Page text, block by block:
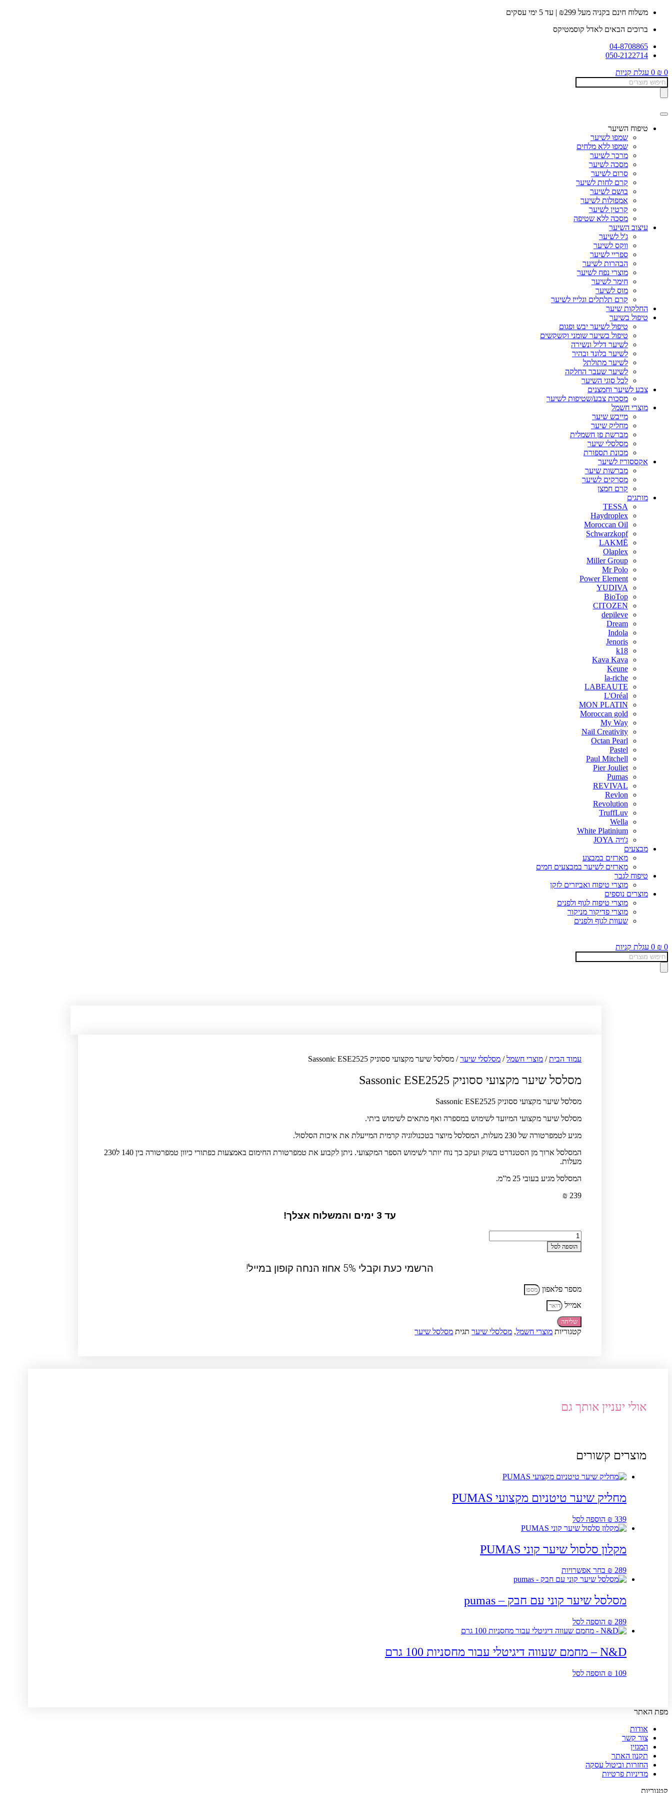
משלוח חינם בקניה מעל ₪299 | עד 5 ימי עסקים
ברוכים הבאים לאדל קוסמטיקס
04-8708865
050-2122714
₪ 0
0 עגלת קניות
Products
search
טיפוח השיער
שמפו לשיער
שמפו ללא מלחים
מרכך לשיער
מסכה לשיער
סרום לשיער
קרם לחות לשיער
בושם לשיער
אמפולות לשיער
קרטין לשיער
מסכה ללא שטיפה
עיצוב השיער
ג'ל לשיער
ווקס לשיער
ספריי לשיער
הבהרות לשיער
מוצרי נפח לשיער
חימר לשיער
מוס לשיער
קרם תלתלים וגלייז לשיער
החלקות שיער
טיפול בשיער
טיפול לשיער יבש ופגום
טיפול בשיער שומני וקשקשים
לשיער דליל ונשירה
לשיער בלונד ובהיר
לשיער מתולתל
לשיער שעבר החלקה
לכל סוגי השיער
צבע לשיער וחמצנים
מסכות צבע/שטיפות לשיער
מוצרי חשמל
מייבש שיער
מחליק שיער
מברשת פן חשמלית
מסלסלי שיער
מכונת תספורת
אקססוריז לשיער
מברשות שיער
מסרקים לשיער
קרם חמצן
מותגים
TESSA
Haydroplex
Moroccan Oil
Schwarzkopf
LAKMĒ
Olaplex
Miller Group
Mr Polo
Power Element
YUDIVA
BioTop
CITOZEN
depileve
Dream
Indola
Jenoris
k18
Kava Kava
Keune
la-riche
LABEAUTE
L'Oréal
MON PLATIN
Moroccan gold
My Way
Nail Creativity
Octan Pearl
Pastel
Paul Mitchell
Pier Jouliet
Pumas
REVIVAL
Revlon
Revolution
TruffLuv
Wella
White Platinium
ג'ויה JOYA
מבצעים
מארזים במבצע
מארזים לשיער במבצעים חמים
טיפוח לגבר
מוצרי טיפוח ואביזרים לזקן
מוצרים נוספים
מוצרי טיפוח לגוף ולפנים
מוצרי פדיקור מניקור
שעוות לגוף ולפנים
₪ 0
0 עגלת קניות
Products
search
עמוד הבית/ מוצרי חשמל/ מסלסלי שיער/ מסלסל שיער מקצועי ססוניק Sassonic ESE2525
מסלסל שיער מקצועי ססוניק Sassonic ESE2525
מסלסל שיער מקצועי ססוניק Sassonic ESE2525
מסלסל שיער מקצועי המיועד לשימוש במספרה ואף מתאים לשימוש ביתי.
מגיע לטמפרטורה של 230 מעלות, המסלסל מיוצר בטכנולוגיה קרמית המייעלת את איכות הסלסול.
המסלסל ארוך מן הסטנדרט בשוק ועקב כך נוח יותר לשימוש הספר המקצועי. ניתן לקבוע את טמפרטורת החימום באמצעות כפתורי כיוון טמפרטורה בין 140 ל230
מעלות.
המסלסל מגיע בעובי 25 מ”מ.
₪ 239
עד 3 ימים והמשלוח אצלך!
כמות
של
מסלסל
Sassonic
הוספה לסל
הרשמי כעת וקבלי 5% אחוז הנחה קופון במייל!
מספר פלאפון
אמייל
שליחה
קטגוריות מוצרי חשמל, מסלסלי שיער תגית מסלסל שיער
אולי יעניין אותך גם
מוצרים קשורים
מחליק שיער טיטניום מקצועי PUMAS
₪ 339 הוספה לסל
מקלון סלסול שיער קוני PUMAS
₪ 289 בחר אפשרויותלמוצר
זה
מספר
סוגים.
את
בעמוד
המוצר
מסלסל שיער קוני עם חבק – pumas
₪ 289 הוספה לסל
N&D – מחמם שעווה דיגיטלי עבור מחסניות 100 גרם
₪ 109 הוספה לסל
מפת האתר
אודות
צור קשר
המגזין
תקנון האתר
החזרות וביטול עסקה
מדיניות פרטיות
קטגוריות